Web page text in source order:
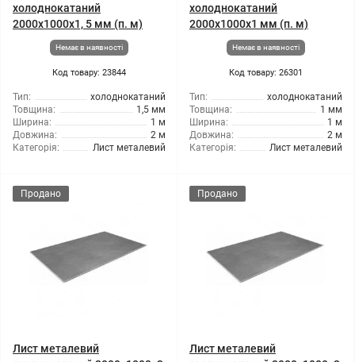
холоднокатаний
2000x1000x1, 5 мм (п. м)
Немає в наявності
Код товару: 23844
Тип:
холоднокатаний
Товщина:
1,5 мм
Ширина:
1 м
Довжина:
2 м
Категорія:
Лист металевий
холоднокатаний
2000x1000x1 мм (п. м)
Немає в наявності
Код товару: 26301
Тип:
холоднокатаний
Товщина:
1 мм
Ширина:
1 м
Довжина:
2 м
Категорія:
Лист металевий
Продано
Лист металевий
Продано
Лист металевий